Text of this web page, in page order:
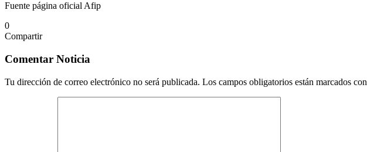
Fuente página oficial Afip
0
Compartir
por
electrónico
Comentar Noticia
Tu dirección de correo electrónico no será publicada. Los campos obligatorios están marcados con